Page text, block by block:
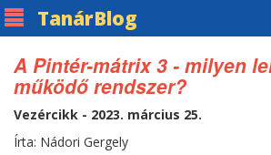
TanárBlog
A Pintér-mátrix 3 - milyen
működő rendszer?
Vezércikk - 2023. március 25.
Írta: Nádori Gergely